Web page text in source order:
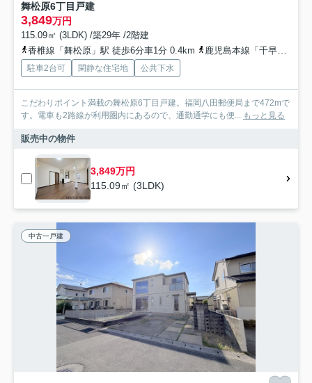
舞松原6丁目戸建
3,849万円
115.09㎡ (3LDK) /築29年 /2階建
香椎線「舞松原」駅 徒歩6分車1分 0.4km
鹿児島本線「千早」駅 徒歩22分車7分 2.4km
駐車2台可 閑静な住宅地 公共下水
こだわりポイント満載の舞松原6丁目戸建。福岡八田郵便局まで472mで
す。電車も2路線が利用圏内にあるので、通勤通学にも便... もっと見る
販売中の物件
3,849万円
115.09㎡ (3LDK)
中古一戸建